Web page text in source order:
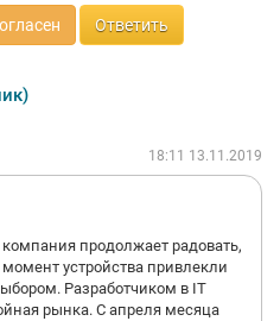
Ответить
18:11 13.11.2019
продолжает радовать,
устройства привлекли
Разработчиком в IT
рынка. С апреля месяца